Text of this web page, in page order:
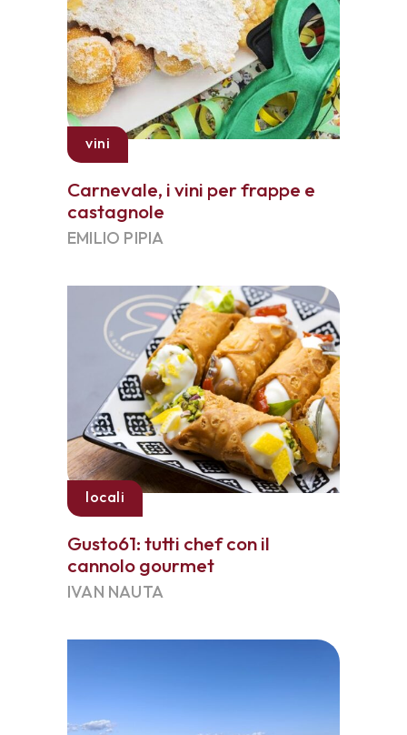
vini
Carnevale, i vini per frappe e
castagnole
EMILIO PIPIA
locali
Gusto61: tutti chef con il
cannolo gourmet
IVAN NAUTA